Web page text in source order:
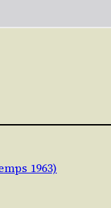
1963)